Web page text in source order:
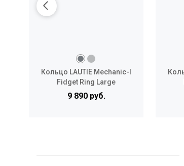
Кольцо LAUTIE Mechanic-I
Fidget Ring Large
9 890 руб.